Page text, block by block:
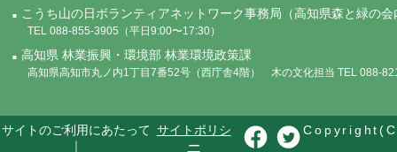
こうち山の日ボランティアネットワーク事務局（高知県森と緑の会
TEL 088-855-3905（平日9:00〜17:30）
高知県 林業振興・環境部 林業環境政策課
高知県高知市丸ノ内1丁目7番52号（西庁舎4階） 木の文化担当 TEL 088-
サイトのご利用にあたって
｜
サイトポリシ
ー